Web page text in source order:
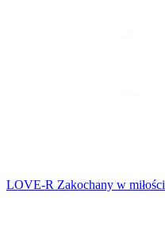
LOVE-R Zakochany w miłości